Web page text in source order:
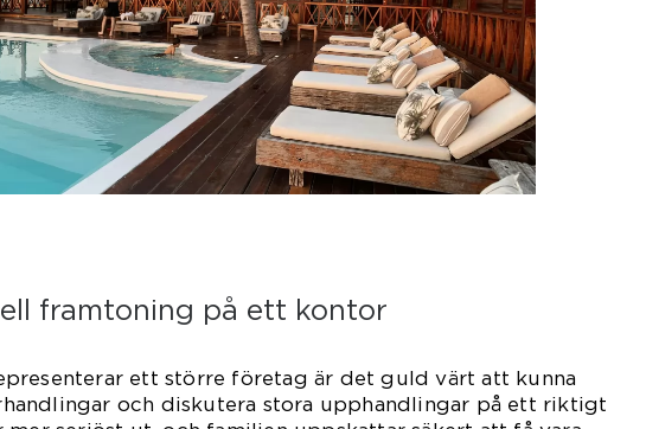
framtoning på ett kontor
ett större företag är det guld värt att kunna
och diskutera stora upphandlingar på ett riktigt